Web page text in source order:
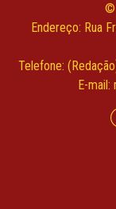
©
Endereço: Rua
Telefone:
E-mail: